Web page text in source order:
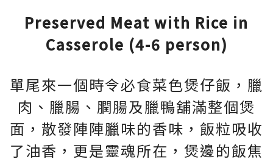
Preserved Meat with Rice in
Casserole (4-6 person)
單尾來一個時令必食菜色煲仔飯，臘
肉、臘腸、膶腸及臘鴨舖滿整個煲
面，散發陣陣臘味的香味，飯粒吸收
了油香，更是靈魂所在，煲邊的飯焦